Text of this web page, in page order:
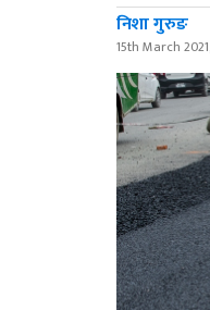
निशा गुरुङ
15th March